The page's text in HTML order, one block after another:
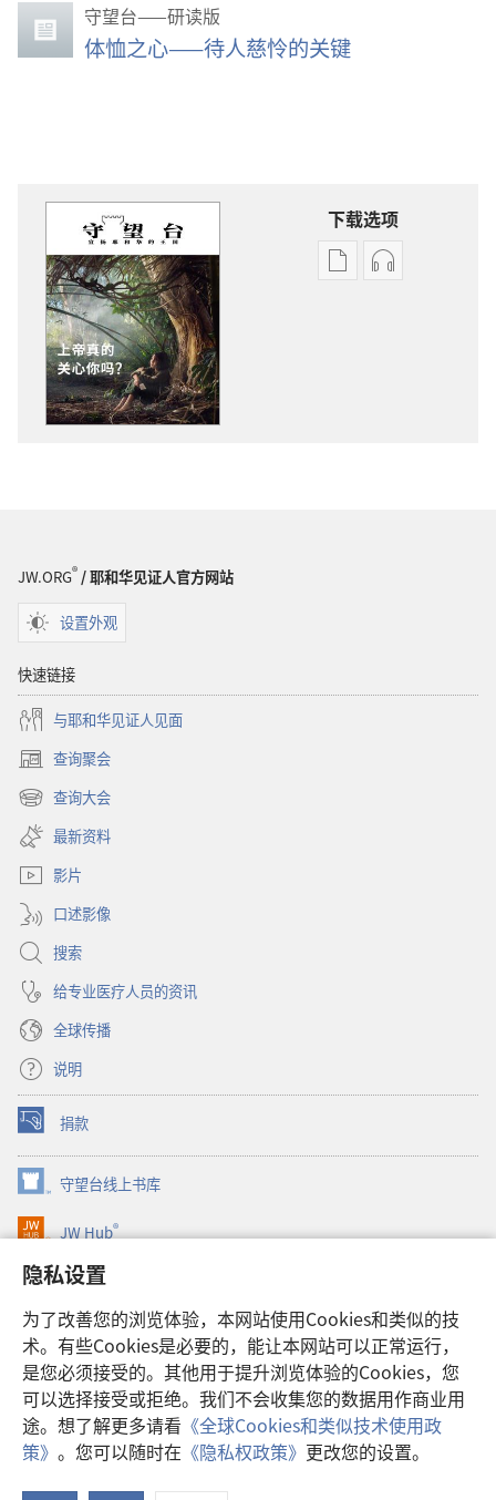
隐私设置
为了改善您的浏览体验，本网站使用Cookies和类似的技
术。有些Cookies是必要的，能让本网站可以正常运行，
是您必须接受的。其他用于提升浏览体验的Cookies，您
可以选择接受或拒绝。我们不会收集您的数据用作商业用
途。想了解更多请看 《全球Cookies和类似技术使用政
策》 。您可以随时在 《隐私权政策》 更改您的设置。
守望台——研读版
体恤之心——待人慈怜的关键
下载选项
出
你
音
吗？
JW.ORG®/ 耶和华见证人官方网站
设置外观
快速链接
与耶和华见证人见面
查询聚会
（打
开
新
窗
口）
查询大会
（打
开
新
窗
最新资料
影片
口述影像
搜索
给专业医疗人员的资讯
全球传播
说明
捐款
（打
开
新
窗
口）
守望台线上书库
（打
开
新
口）
JW Hub®
（打
开
新
窗
口）
JW Library®
Watchtower Library
Copyright© 2026 Watch Tower Bible and Tract Society of Pennsylvania.
使用条款|隐私权政策| 隐私设置